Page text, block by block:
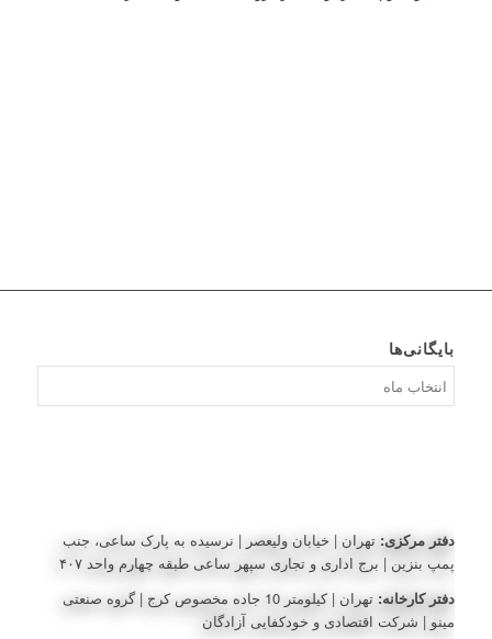
بایگانی‌ها
دفتر مرکزی: تهران | خیابان ولیعصر | نرسیده به پارک ساعی، جنب
پمپ بنزین | برج اداری و تجاری سپهر ساعی طبقه چهارم واحد ۴۰۷
دفتر کارخانه:
تهران | کیلومتر 10 جاده مخصوص کرج | گروه صنعتی
مینو | شرکت اقتصادی و خودکفایی آزادگان